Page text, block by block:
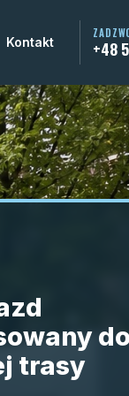
Kontakt +48
do
trasy